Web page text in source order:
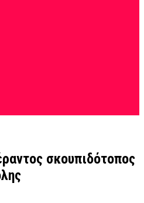
σκουπιδότοπος